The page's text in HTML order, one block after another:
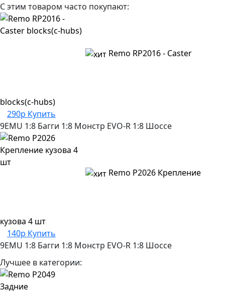
С этим товаром часто покупают:
Remo RP2016 - Caster
blocks(c-hubs)
290р Купить
9EMU 1:8 Багги 1:8 Монстр EVO-R 1:8 Шоссе
Remo P2026 Крепление
кузова 4 шт
140р Купить
9EMU 1:8 Багги 1:8 Монстр EVO-R 1:8 Шоссе
Лучшее в категории: